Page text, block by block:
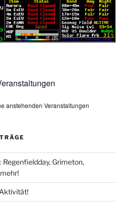
anstehenden Veranstaltungen
Regenfieldday, Grimeton,